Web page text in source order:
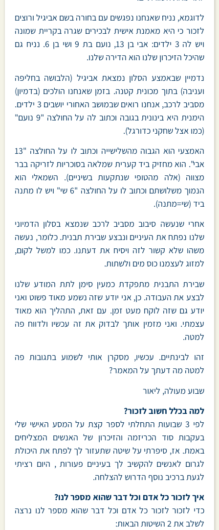
לדוגמא, נניח שאנחנו נפגשים עם בחורה בשם אביגיל ורוצים
לזכור כי היא מאמנת אישית לבכירים שגרה בקריית שמונה
ויש לה 3 ילדים: אבי בן 13, נועם בת 9 ושי בן 6. נניח גם
שהיכל הזיכרון שלנו הוא הדירה שלנו.
נדמיין שבאמצע הסלון נמצאת אביגיל (הלבושה בחליפה
ועניבה) בתוך מכונית קטנה. בזמן שאנחנו הולכים (בדמיון)
מסביב לרכב, אנחנו רואים שבמושב האחורי יושבים 3 ילדים.
הימנית היא בינונית בגובה וכתוב לה על החולצה "9 נועם"
(כמו אצל שחקני כדורגל).
האמצעי הוא הגבוה מהשלישייה וכתוב לו על החולצה "13
אבי". הוא מחזיק ביד קערית שמלאה בסוכריות לזריקה בבר
מצווה (אלה מהטופי שנתקעות בשיניים). השמאלי הוא
הנמוך משלושתם וכתוב לו על החולצה "6 שי" ויש לו מתנה
ביד (שי=מתנה).
אחרי שנעשה סיבוב מסביב לרכב שנמצא בסלון הדמיוני
שלנו נפתח את העיניים ונבצע שבירת תבנית. כלומר, נעשה
משהו שלא קשור לזה ויסיח את דעתנו. כמו למשל לקום,
למזוג לעצמנו כוס מים ולשתות.
שבירת התבנית מתפקדת כמעין סימן לתת המודע שלנו
לבצע את העבודה. כן, אני יודע שזה נשמע מאוד פשוט ואני
יודע גם שזה לוקח מעט זמן. עם זאת, התהליך הוא מאוד
עצמתי. ואני מזמין אותך לבדוק את זה עכשיו ולדווח פה
למטה.
זהו לבינתיים. עכשיו, מסקרן אותי לשמוע בתגובות פה
למטה מה דעתך על המאמר?
שבוע מעולה, ליאור
למה בכלל חשוב לזכור?
לפי 3 שבועות התחלתי לספר קצת על המסע האישי שלי
בעקבות סוד הכריזמה והזיכרון של האנשים המצליחים
באמת. אז, סיפרתי על שיטה שתעזור לך לפתח את היכולת
לגרום לאנשים להקשיב לך בעיניים פעורות , היום רציתי
לגעת ברכיב נוסף הדרוש להצלחה.
איך לזכור כל אדם וכל דבר שהוא מספר לנו?
כדי לזכור לזכור כל אדם וכל דבר שהוא מספר לנו נרצה
לשלב את 2 השיטות הבאות: